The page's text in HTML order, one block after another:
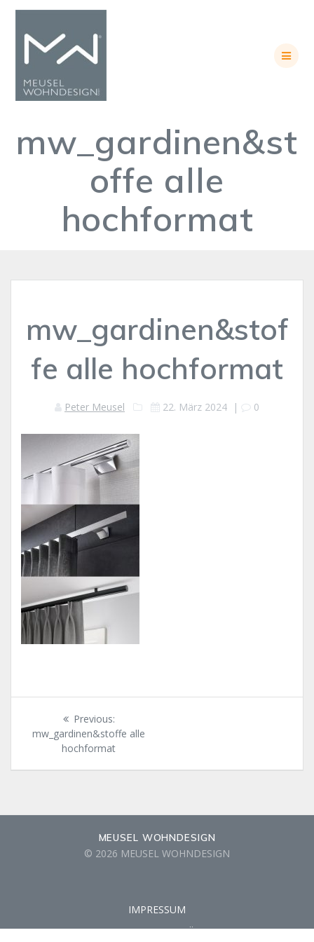
mw_gardinen&st
offe alle
hochformat
mw_gardinen&stof
fe alle hochformat
Peter Meusel 22. März 2024 | 0
Beitragsnavigation
Previous:Previous
post:
mw_gardinen&stoffe alle
hochformat
MEUSEL WOHNDESIGN
© 2026 MEUSEL WOHNDESIGN
IMPRESSUM
DATENSCHUTZERKLÄRUNG